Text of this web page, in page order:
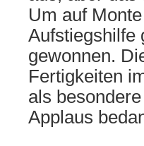
Um auf
Aufstiegshilfe
gewonnen.
Fertigkeiten
als
Applaus